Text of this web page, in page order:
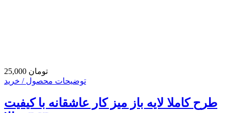
25,000 تومان
توضیحات محصول / خرید
طرح کاملا لایه باز میز کار عاشقانه با کیفیت